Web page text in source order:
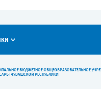
БЮДЖЕТНОЕ ОБЩЕОБРАЗОВАТЕЛЬНОЕ
ЧУВАШСКОЙ РЕСПУБЛИКИ